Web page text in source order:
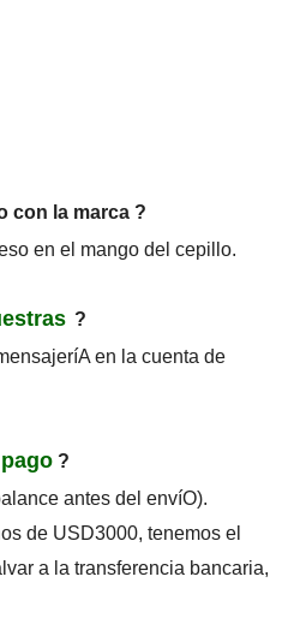
con la marca ?
en el mango del cepillo.
?
en la cuenta de
?
antes del envíO).
de USD3000, tenemos el
a la transferencia bancaria,